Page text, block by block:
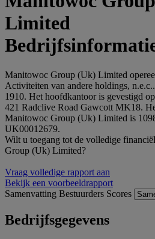
Limited
Manitowoc Group (Uk) Limited
Activiteiten van andere holdings,
1910. Het hoofdkantoor is gevestigd
421 Radclive Road Gawcott MK18.
Manitowoc Group (Uk) Limited is
UK00012679.
Wilt u toegang tot de volledige
Group (Uk) Limited?
Vraag volledige rapport aan
Bekijk een voorbeeldrapport
Samenvatting Bestuurders Scores
Bedrijfsgegevens